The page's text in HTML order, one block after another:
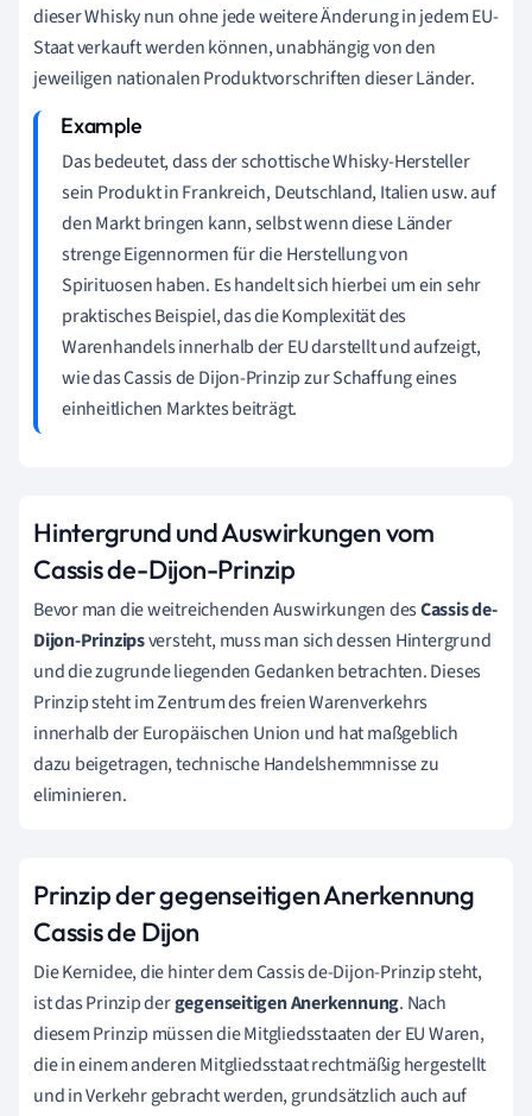
dieser Whisky nun ohne jede weitere Änderung in jedem EU-
Staat verkauft werden können, unabhängig von den
jeweiligen nationalen Produktvorschriften dieser Länder.
Das bedeutet, dass der schottische Whisky-Hersteller
sein Produkt in Frankreich, Deutschland, Italien usw. auf
den Markt bringen kann, selbst wenn diese Länder
strenge Eigennormen für die Herstellung von
Spirituosen haben. Es handelt sich hierbei um ein sehr
praktisches Beispiel, das die Komplexität des
Warenhandels innerhalb der EU darstellt und aufzeigt,
wie das Cassis de Dijon-Prinzip zur Schaffung eines
einheitlichen Marktes beiträgt.
Hintergrund und Auswirkungen vom
Cassis de-Dijon-Prinzip
Bevor man die weitreichenden Auswirkungen desCassis de-
Dijon-Prinzipsversteht, muss man sich dessen Hintergrund
und die zugrunde liegenden Gedanken betrachten. Dieses
Prinzip steht im Zentrum des freien Warenverkehrs
innerhalb der Europäischen Union und hat maßgeblich
dazu beigetragen, technische Handelshemmnisse zu
eliminieren.
Prinzip der gegenseitigen Anerkennung
Cassis de Dijon
Die Kernidee, die hinter dem Cassis de-Dijon-Prinzip steht,
ist das Prinzip dergegenseitigen Anerkennung. Nach
diesem Prinzip müssen die Mitgliedsstaaten der EU Waren,
die in einem anderen Mitgliedsstaat rechtmäßig hergestellt
und in Verkehr gebracht werden, grundsätzlich auch auf